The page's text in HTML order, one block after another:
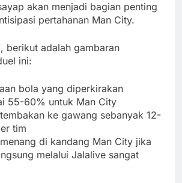
akan menjadi bagian penting
pertahanan Man City.
berikut adalah gambaran
ini:
bola yang diperkirakan
55-60% untuk Man City
ke gawang sebanyak 12-
tim
di kandang Man City jika
melalui Jalalive sangat